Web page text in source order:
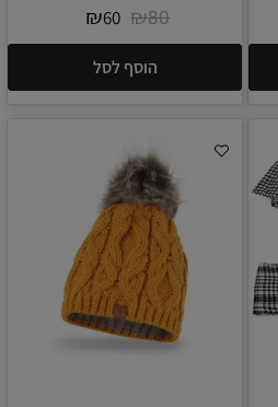
₪80
₪60
הוסף לסל